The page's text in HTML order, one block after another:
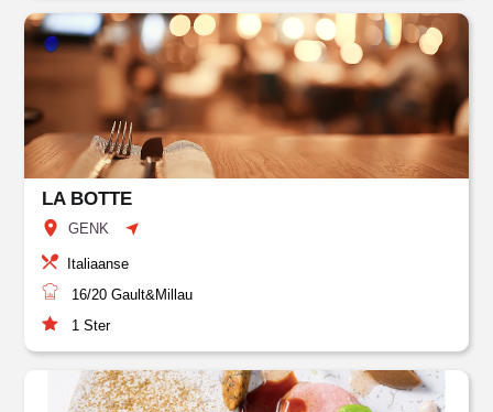
LA BOTTE
GENK
Italiaanse
16/20 Gault&Millau
1 Ster